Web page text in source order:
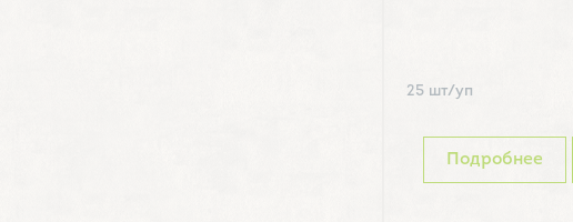
25 шт/уп
Подробнее